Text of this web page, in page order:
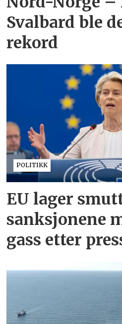
Svalbard ble
rekord
POLITIKK
EU lager
sanksjonene
gass etter